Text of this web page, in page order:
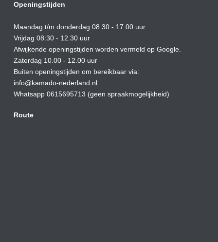
Openingstijden
Maandag t/m donderdag 08.30 - 17.00 uur
Vrijdag 08:30 - 12.30 uur
Afwijkende openingstijden worden vermeld op Google.
Zaterdag 10.00 - 12.00 uur
Buiten openingstijden om bereikbaar via:
info@kamado-nederland.nl
Whatsapp 0615695713 (geen spraakmogelijkheid)
Route